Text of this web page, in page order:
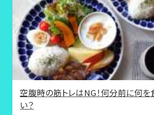
空腹時の筋トレはNG！何分前に何
い？